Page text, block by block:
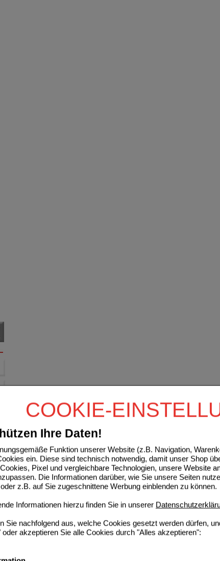
COOKIE-
Ihre Daten!
Funktion unserer Website (z.B. Navigation,
ein. Diese sind technisch notwendig, damit unser Shop
Pixel und vergleichbare Technologien, unsere Website
Die Informationen darüber, wie Sie unsere Seiten
z.B. auf Sie zugeschnittene Werbung einblenden zu können.
Informationen hierzu finden Sie in unserer
Sie nachfolgend aus, welche Cookies gesetzt werden dürfen,
oder akzeptieren Sie alle Cookies durch "Alles akzeptieren":